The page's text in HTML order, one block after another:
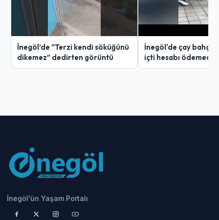
İnegöl’de “Terzi kendi söküğünü
dikemez” dedirten görüntü
İnegöl'de çay
içti hesabı ödemedi
İnegöl'ün Yaşam Portalı